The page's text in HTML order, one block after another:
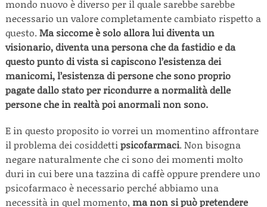
mondo nuovo è diverso per il quale sarebbe sarebbe
necessario un valore completamente cambiato rispetto a
questo. Ma siccome è solo allora lui diventa un
visionario, diventa una persona che da fastidio e da
questo punto di vista si capiscono l’esistenza dei
manicomi, l’esistenza di persone che sono proprio
pagate dallo stato per ricondurre a normalità delle
persone che in realtà poi anormali non sono.
E in questo proposito io vorrei un momentino affrontare
il problema dei cosiddettipsicofarmaci. Non bisogna
negare naturalmente che ci sono dei momenti molto
duri in cui bere una tazzina di caffè oppure prendere uno
psicofarmaco è necessario perché abbiamo una
necessità in quel momento, ma non si può pretendere